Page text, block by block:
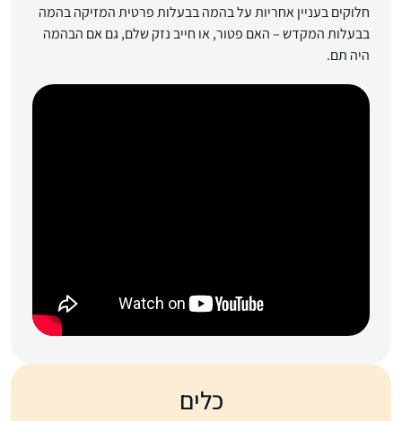
חלוקים בעניין אחריות על בהמה בבעלות פרטית המזיקה בהמה
בבעלות המקדש – האם פטור, או חייב נזק שלם, גם אם הבהמה
היה תם.
כלים